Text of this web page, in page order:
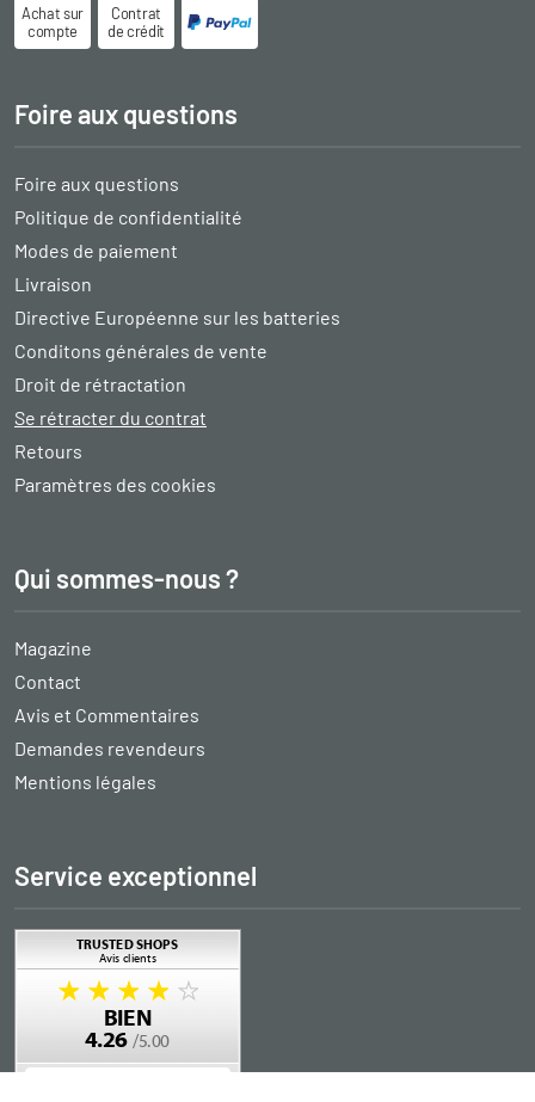
Achat sur
compte
Contrat
de crédit
Foire aux questions
Foire aux questions
Politique de confidentialité
Modes de paiement
Livraison
Directive Européenne sur les batteries
Conditons générales de vente
Droit de rétractation
Se rétracter du contrat
Retours
Paramètres des cookies
Qui sommes-nous ?
Magazine
Contact
Avis et Commentaires
Demandes revendeurs
Mentions légales
Service exceptionnel